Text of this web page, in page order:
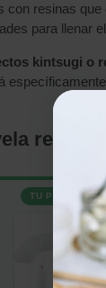
con resinas
para llenar
kintsugi o
resina
TU PRODUCTO